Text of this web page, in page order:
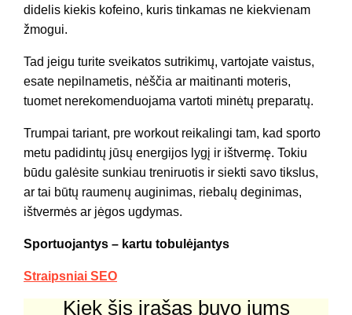
didelis kiekis kofeino, kuris tinkamas ne kiekvienam
žmogui.
Tad jeigu turite sveikatos sutrikimų, vartojate vaistus,
esate nepilnametis, nėščia ar maitinanti moteris,
tuomet nerekomenduojama vartoti minėtų preparatų.
Trumpai tariant, pre workout reikalingi tam, kad sporto
metu padidintų jūsų energijos lygį ir ištvermę. Tokiu
būdu galėsite sunkiau treniruotis ir siekti savo tikslus,
ar tai būtų raumenų auginimas, riebalų deginimas,
ištvermės ar jėgos ugdymas.
Sportuojantys – kartu tobulėjantys
Straipsniai SEO
Kiek šis įrašas buvo jums